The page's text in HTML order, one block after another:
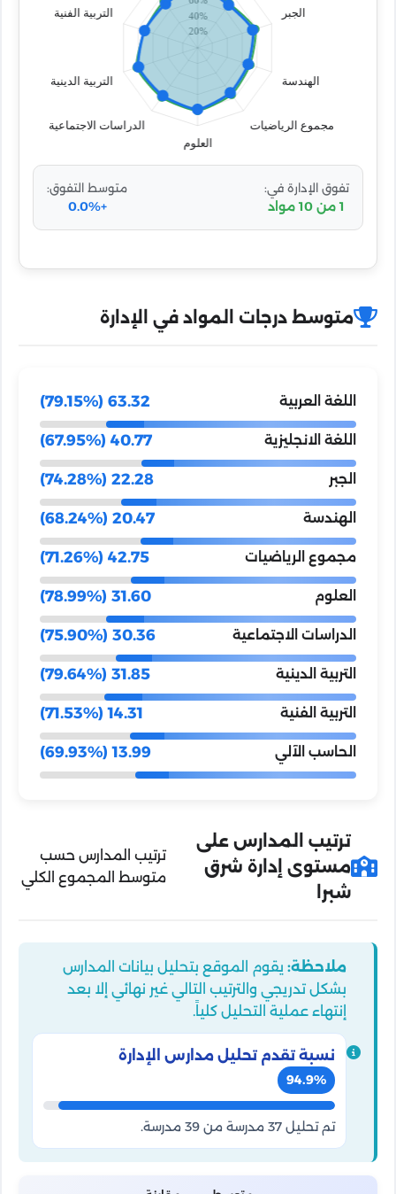
تفوق الإدارة في:
1 من 10 مواد
متوسط التفوق:
+0.0%
متوسط درجات المواد في الإدارة
اللغة العربية 63.32 (79.15%)
اللغة الانجليزية 40.77 (67.95%)
الجبر 22.28 (74.28%)
الهندسة 20.47 (68.24%)
مجموع الرياضيات 42.75 (71.26%)
العلوم 31.60 (78.99%)
الدراسات الاجتماعية 30.36 (75.90%)
التربية الدينية 31.85 (79.64%)
التربية الفنية 14.31 (71.53%)
الحاسب الآلي 13.99 (69.93%)
ترتيب المدارس على
مستوى إدارة شرق
شبرا
ترتيب المدارس حسب
متوسط المجموع الكلي
ملاحظة: يقوم الموقع بتحليل بيانات المدارس
بشكل تدريجي والترتيب التالي غير نهائي إلا بعد
إنتهاء عملية التحليل كلياً.
نسبة تقدم تحليل مدارس الإدارة
94.9%
تم تحليل 37 مدرسة من 39 مدرسة.